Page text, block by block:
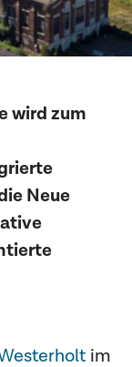
wird zum
Neue
im